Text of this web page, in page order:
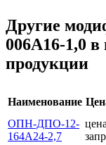
Другие
006А16-1,0
продукции
Наименование
ОПН-ДПО-12-
164А24-2,7